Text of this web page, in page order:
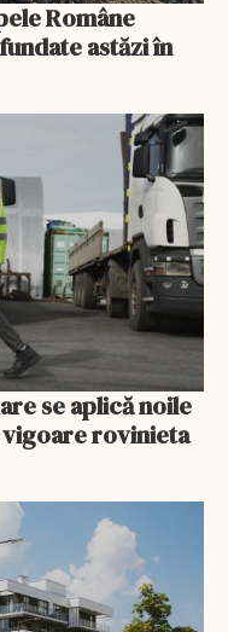
Române
astăzi în
se aplică noile
rovinieta